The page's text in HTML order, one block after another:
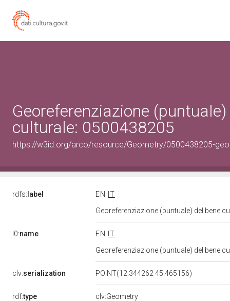
Georeferenziazione
culturale: 0500438205
https://w3id.org/arco/resource/Geometry/0500438205-
rdfs: label EN
IT
Georeferenziazione (puntuale) del bene
l0:name EN
IT
Georeferenziazione (puntuale) del bene
clv:serialization POINT(12.344262 45.465156)
rdf:type clv:Geometry